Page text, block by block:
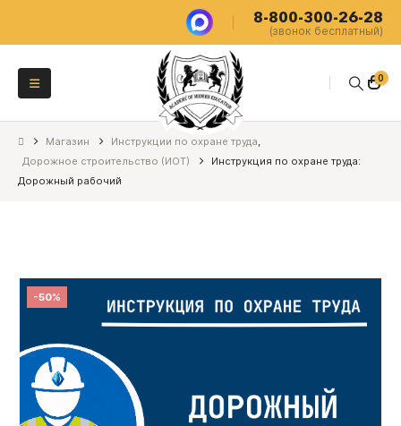
8-800-300-26-28
(звонок бесплатный)
0
Магазин Инструкции по охране труда,
Дорожное строительство (ИОТ)
Инструкция по охране труда:
Дорожный рабочий
-50%